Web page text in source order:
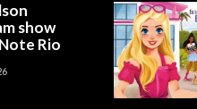
show
Rio